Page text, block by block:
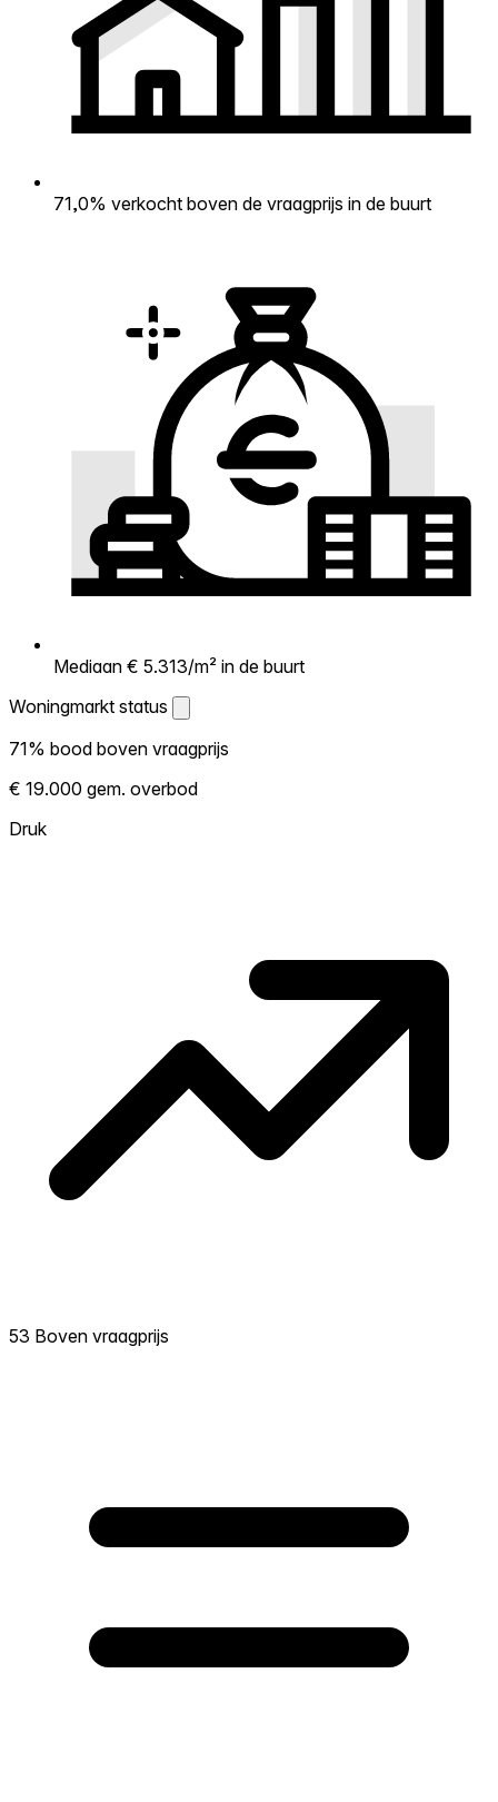
71,0% verkocht boven de vraagprijs in de buurt
Mediaan € 5.313/m² in de buurt
Woningmarkt status
Woningmarkt status
Laat zien hoe competitief de markt hier is.
Hoe meer woningen boven vraagprijs
verkopen, hoe heter. Heet? Verwacht
71% bood boven vraagprijs
€ 19.000 gem. overbod
Druk
53 Boven vraagprijs